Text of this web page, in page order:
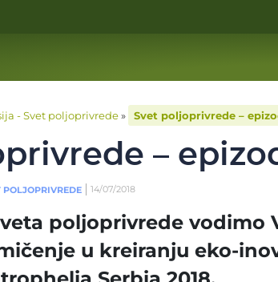
- Svet poljoprivrede» Svet poljoprivrede –
–
14/07/2018
poljoprivrede vodimo
u kreiranju eko-